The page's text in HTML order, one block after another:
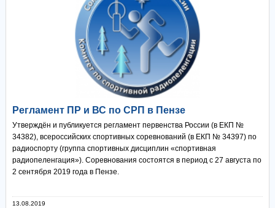
Регламент ПР и ВС по СРП в Пензе
Утверждён и публикуется регламент первенства России (в ЕКП №
34382), всероссийских спортивных соревнований (в ЕКП № 34397) по
радиоспорту (группа спортивных дисциплин «спортивная
радиопеленгация»). Соревнования состоятся в период с 27 августа по
2 сентября 2019 года в Пензе.
13.08.2019